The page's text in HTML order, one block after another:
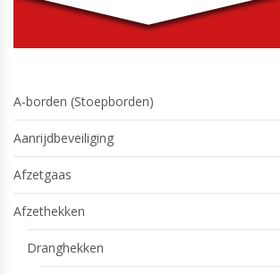
A-borden (Stoepborden)
Aanrijdbeveiliging
Afzetgaas
Afzethekken
Dranghekken